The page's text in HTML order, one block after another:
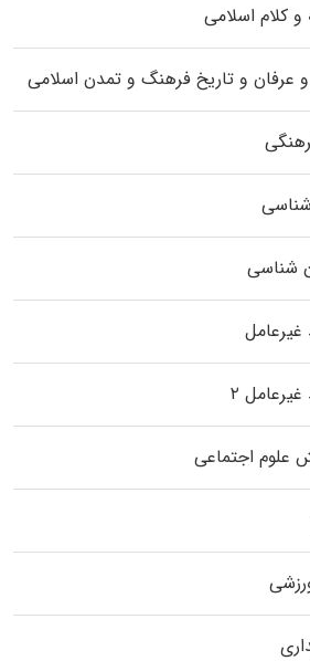
کلام اسلامی
عرفان و تاریخ فرهنگ و تمدن اسلامی
شناسی
غیرعامل
۲
علوم اجتماعی